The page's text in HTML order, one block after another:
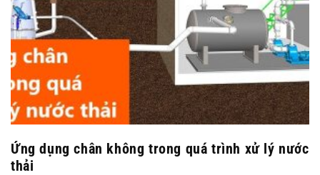
Ứng dụng chân không trong quá trình xử lý nước
thải